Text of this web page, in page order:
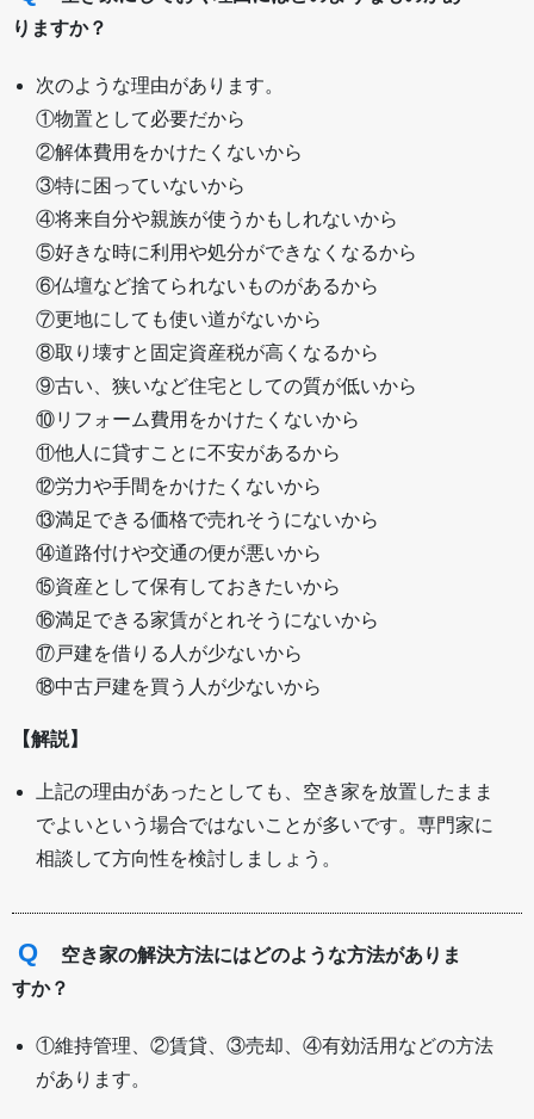
りますか？
次のような理由があります。
①物置として必要だから
②解体費用をかけたくないから
③特に困っていないから
④将来自分や親族が使うかもしれないから
⑤好きな時に利用や処分ができなくなるから
⑥仏壇など捨てられないものがあるから
⑦更地にしても使い道がないから
⑧取り壊すと固定資産税が高くなるから
⑨古い、狭いなど住宅としての質が低いから
⑩リフォーム費用をかけたくないから
⑪他人に貸すことに不安があるから
⑫労力や手間をかけたくないから
⑬満足できる価格で売れそうにないから
⑭道路付けや交通の便が悪いから
⑮資産として保有しておきたいから
⑯満足できる家賃がとれそうにないから
⑰戸建を借りる人が少ないから
⑱中古戸建を買う人が少ないから
【解説】
上記の理由があったとしても、空き家を放置したまま
でよいという場合ではないことが多いです。専門家に
相談して方向性を検討しましょう。
Q
空き家の解決方法にはどのような方法がありま
すか？
①維持管理、②賃貸、③売却、④有効活用などの方法
があります。